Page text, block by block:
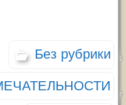
Без рубрики